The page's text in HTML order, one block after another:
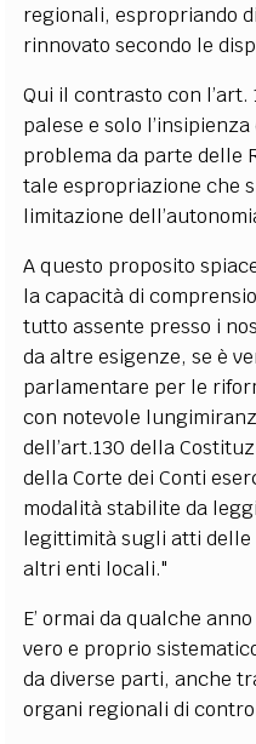
regionali, espropriando
rinnovato secondo le
Qui il contrasto con
palese e solo
problema da parte delle
tale espropriazione che
limitazione
A questo proposito
la capacità di
tutto assente presso i
da altre esigenze, se è
parlamentare per le
con notevole
dell’art.130 della
della Corte dei Conti
modalità stabilite da
legittimità sugli atti delle
altri enti locali."
E’ ormai da qualche
vero e proprio
da diverse parti, anche
organi regionali di